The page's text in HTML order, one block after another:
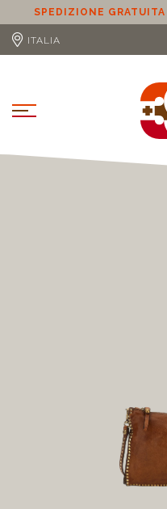
IN ITALIA A
ITALIA